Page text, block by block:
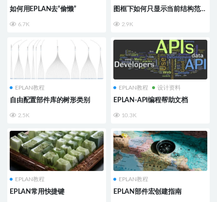
如何用EPLAN去“偷懒”
6.7K
图框下如何只显示当前结构范围
2.9K
EPLAN教程
自由配置部件库的树形类别
2.5K
EPLAN教程 设计资料
EPLAN-API编程帮助文档
10.3K
EPLAN教程
EPLAN常用快捷键
EPLAN教程
EPLAN部件宏创建指南